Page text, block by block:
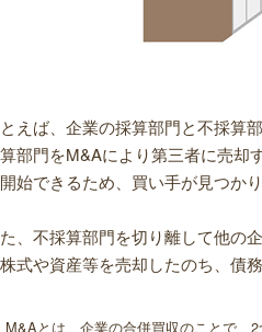
えば、企業の採算部門と不採算
部門をM&Aにより第三者に売却
始できるため、買い手が見つか
、不採算部門を切り離して他の
式や資産等を売却したのち、債
とは、企業の合併買収のことで、2